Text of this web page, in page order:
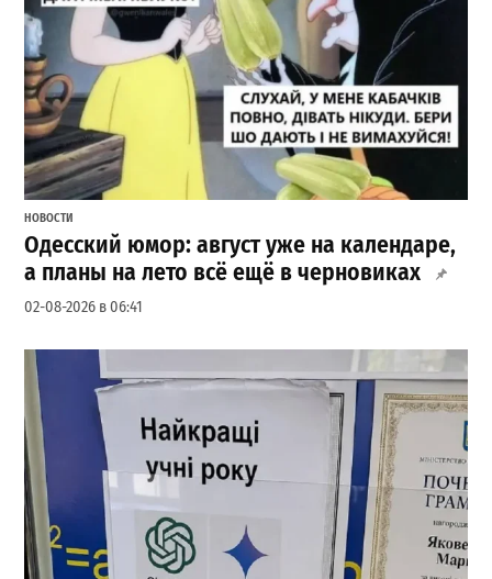
НОВОСТИ
Одесский юмор: август уже на календаре,
а планы на лето всё ещё в черновиках
02-08-2026 в 06:41